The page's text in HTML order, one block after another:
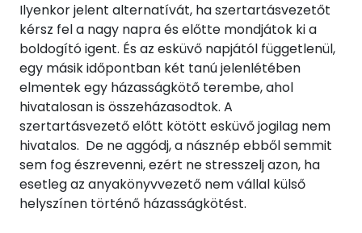
Ilyenkor jelent alternatívát, ha szertartásvezetőt
kérsz fel a nagy napra és előtte mondjátok ki a
boldogító igent. És az esküvő napjától függetlenül,
egy másik időpontban két tanú jelenlétében
elmentek egy házasságkötő terembe, ahol
hivatalosan is összeházasodtok. A
szertartásvezető előtt kötött esküvő jogilag nem
hivatalos. De ne aggódj, a násznép ebből semmit
sem fog észrevenni, ezért ne stresszelj azon, ha
esetleg az anyakönyvvezető nem vállal külső
helyszínen történő házasságkötést.